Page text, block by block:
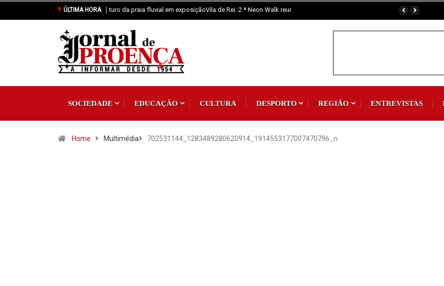
ÚLTIMA HORA Vila de Rei: 2.ª Neon Walk reuniu mais de 300 participantes
SOCIEDADE EDUCAÇÃO CULTURA DESPORTO REGIÃO ENTREVISTAS
Home Multimédia 702531144_1283489280620914_1914553177007470796_n